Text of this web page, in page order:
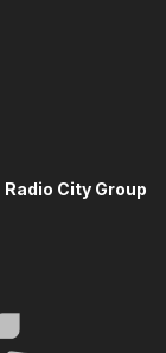
Radio City Group